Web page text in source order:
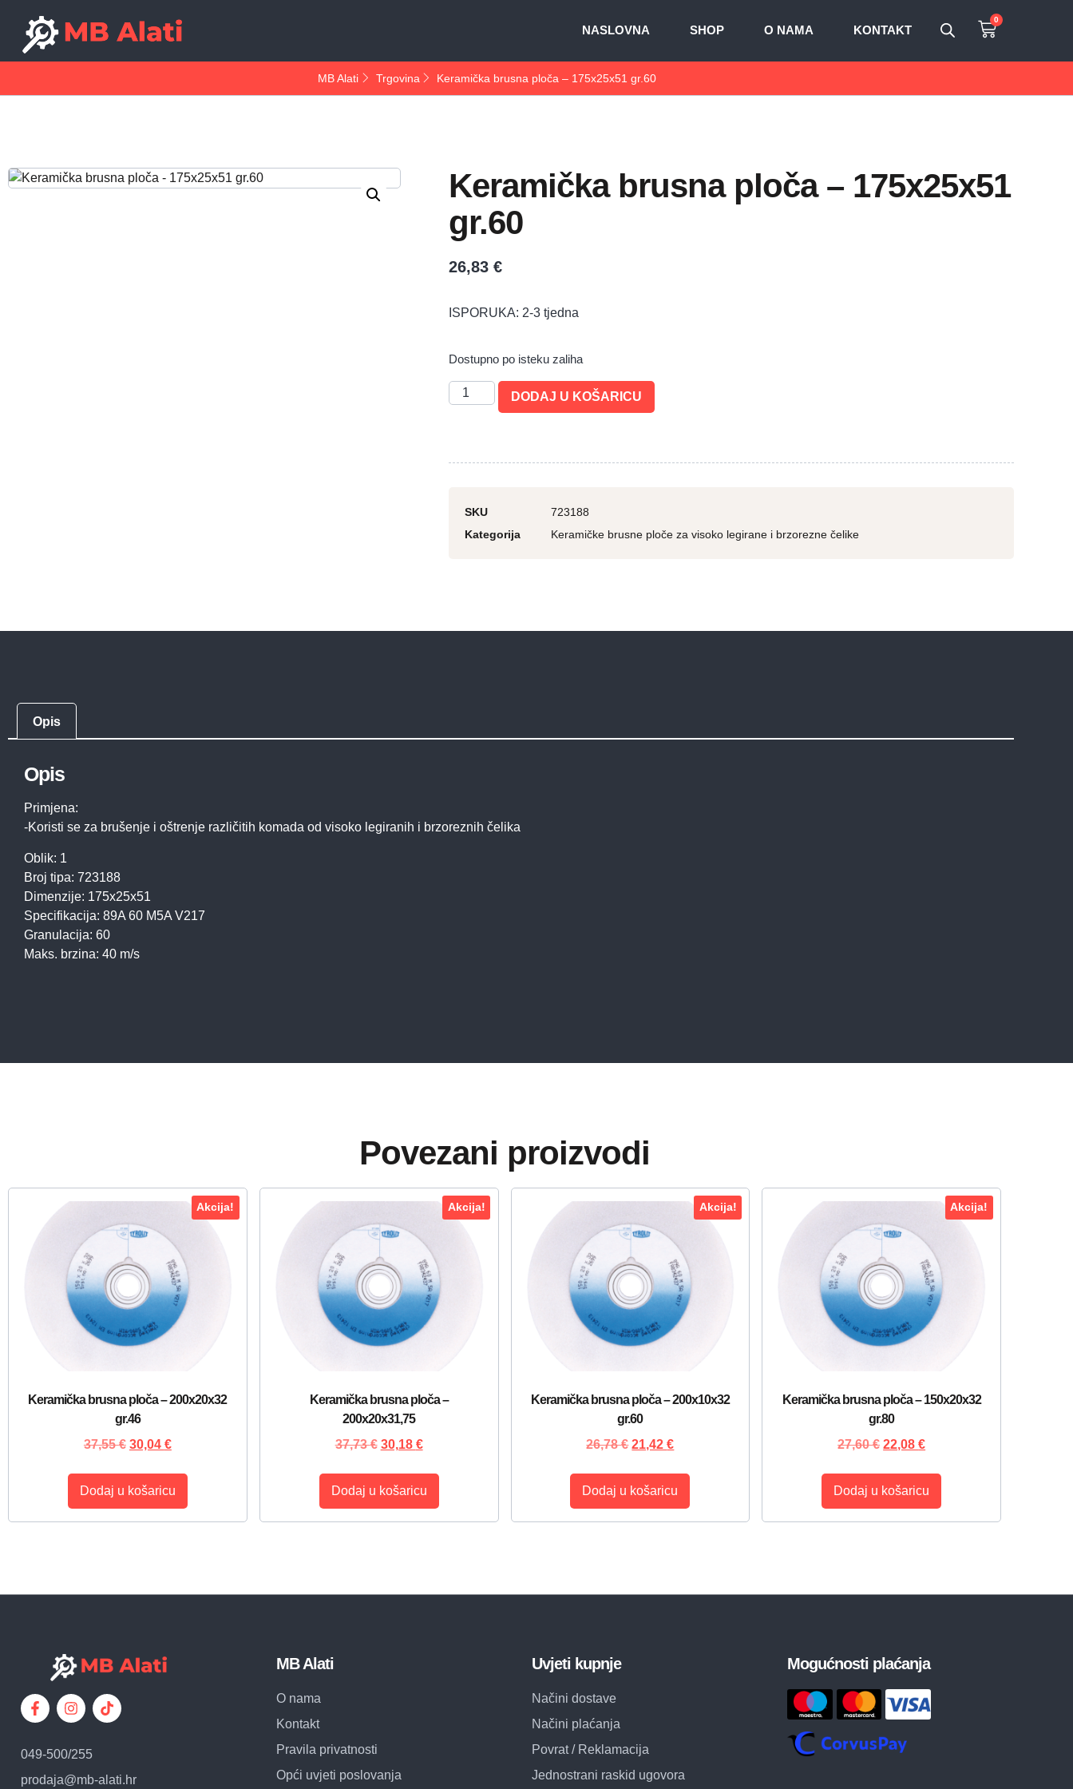
NASLOVNA SHOP O NAMA KONTAKT
0
MB Alati Trgovina Keramička brusna ploča – 175x25x51 gr.60
Keramička brusna ploča – 175x25x51
gr.60
26,83 €
ISPORUKA: 2-3 tjedna
Dostupno po isteku zaliha
DODAJ U KOŠARICU
SKU
723188
Kategorija
Keramičke brusne ploče za visoko legirane i brzorezne čelike
Opis
Opis
Primjena:
-Koristi se za brušenje i oštrenje različitih komada od visoko legiranih i brzoreznih čelika
Oblik: 1
Broj tipa: 723188
Dimenzije: 175x25x51
Specifikacija: 89A 60 M5A V217
Granulacija: 60
Maks. brzina: 40 m/s
Povezani proizvodi
Akcija!
Keramička brusna ploča – 200x20x32
gr.46
37,55€ 30,04 €
Dodaj u košaricu
Akcija!
Keramička brusna ploča –
200x20x31,75
37,73€ 30,18 €
Dodaj u košaricu
Akcija!
Keramička brusna ploča – 200x10x32
gr.60
26,78€ 21,42€
Dodaj u košaricu
Akcija!
Keramička brusna ploča – 150x20x32
gr.80
27,60€ 22,08€
Dodaj u košaricu
049-500/255
prodaja@mb-alati.hr
MB Alati
O nama
Kontakt
Pravila privatnosti
Opći uvjeti poslovanja
Uvjeti kupnje
Načini dostave
Načini plaćanja
Povrat / Reklamacija
Jednostrani raskid ugovora
Mogućnosti plaćanja